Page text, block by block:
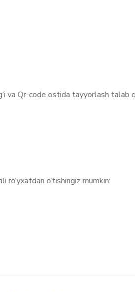
va Qr-code ostida tayyorlash talab
o‘tishingiz mumkin: